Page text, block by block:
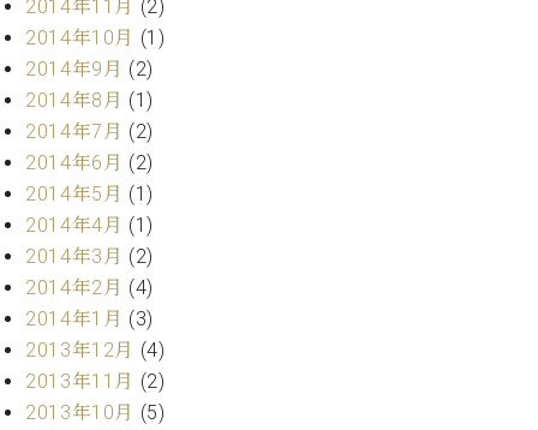
2014年11月 (2)
2014年10月 (1)
2014年9月 (2)
2014年8月 (1)
2014年7月 (2)
2014年6月 (2)
2014年5月 (1)
2014年4月 (1)
2014年3月 (2)
2014年2月 (4)
2014年1月 (3)
2013年12月 (4)
2013年11月 (2)
2013年10月 (5)